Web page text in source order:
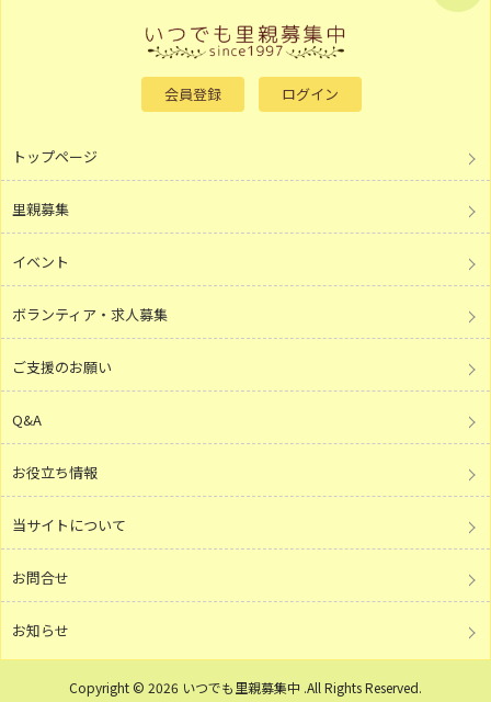
会員登録 ログイン
トップページ
里親募集
イベント
ボランティア・求人募集
ご支援のお願い
Q&A
お役立ち情報
当サイトについて
お問合せ
お知らせ
Copyright © 2026 いつでも里親募集中 .All Rights Reserved.